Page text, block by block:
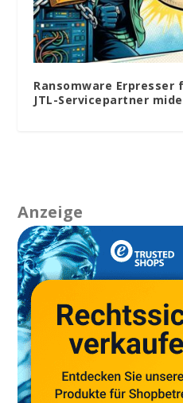
Ransomware Erpresser
JTL-Servicepartner
Anzeige